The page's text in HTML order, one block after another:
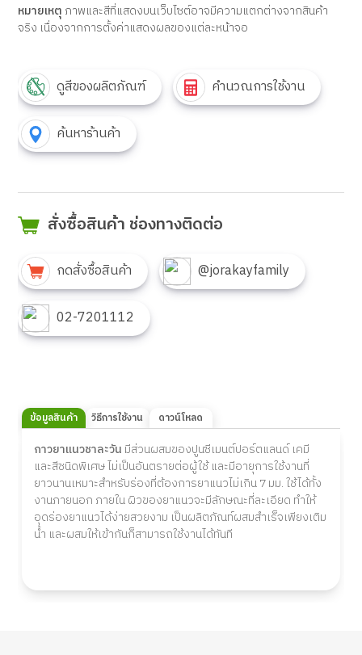
หมายเหตุ ภาพและสีที่แสดงบนเว็บไซต์อาจมีความแตกต่างจากสินค้า
จริง เนื่องจากการตั้งค่าแสดงผลของแต่ละหน้าจอ
ดูสีของผลิตภัณฑ์ คำนวณการใช้งาน
ค้นหาร้านค้า
สั่งซื้อสินค้า ช่องทางติดต่อ
กดสั่งซื้อสินค้า @jorakayfamily
02-7201112
ข้อมูลสินค้า วิธีการใช้งาน ดาวน์โหลด
กาวยาแนวชาละวัน มีส่วนผสมของปูนซีเมนต์ปอร์ตแลนด์ เคมี
และสีชนิดพิเศษ ไม่เป็นอันตรายต่อผู้ใช้ และมีอายุการใช้งานที่
ยาวนานเหมาะสำหรับร่องที่ต้องการยาแนวไม่เกิน 7 มม. ใช้ได้ทั้ง
งานภายนอก ภายใน ผิวของยาแนวจะมีลักษณะที่ละเอียด ทำให้
อุดร่องยาแนวได้ง่ายสวยงาม เป็นผลิตภัณท์ผสมสำเร็จเพียงเติม
น้ำ และผสมให้เข้ากันก็สามารถใช้งานได้ทันที